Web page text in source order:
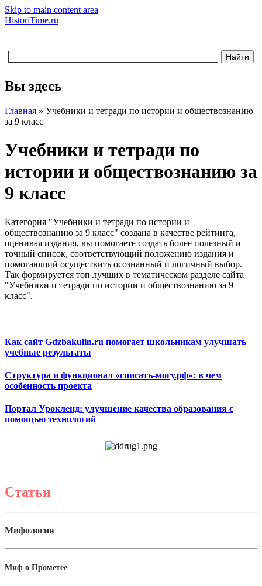
Skip to main content area
HistoriTime.ru
Вы здесь
Главная » Учебники и тетради по истории и обществознанию
за 9 класс
Учебники и тетради по
истории и обществознанию за
9 класс
Категория "Учебники и тетради по истории и
обществознанию за 9 класс" создана в качестве рейтинга,
оценивая издания, вы помогаете создать более полезный и
точный список, соответствующий положению издания и
помогающий осуществить осознанный и логичный выбор.
Так формируется топ лучших в тематическом разделе сайта
"Учебники и тетради по истории и обществознанию за 9
класс".
Как сайт Gdzbakulin.ru помогает школьникам улучшать
учебные результаты
Структура и функционал «списать-могу.рф»: в чем
особенность проекта
Портал Урокленд: улучшение качества образования с
помощью технологий
Статьи
Мифология
Миф о Прометее